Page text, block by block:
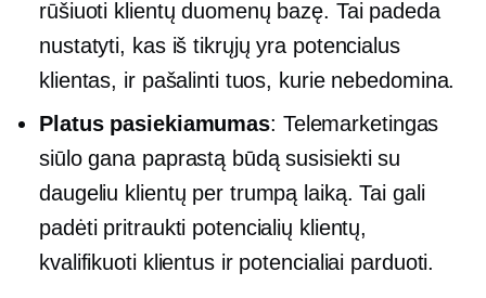
rūšiuoti klientų duomenų bazę. Tai padeda
nustatyti, kas iš tikrųjų yra potencialus
klientas, ir pašalinti tuos, kurie nebedomina.
Platus pasiekiamumas: Telemarketingas
siūlo gana paprastą būdą susisiekti su
daugeliu klientų per trumpą laiką. Tai gali
padėti pritraukti potencialių klientų,
kvalifikuoti klientus ir potencialiai parduoti.